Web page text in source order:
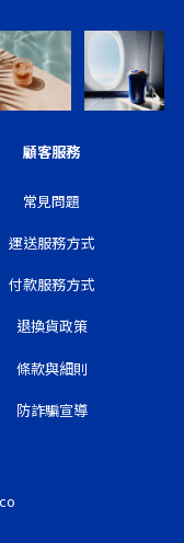
顧客服務
常見問題
運送服務方式
付款服務方式
退換貨政策
條款與細則
防詐騙宣導